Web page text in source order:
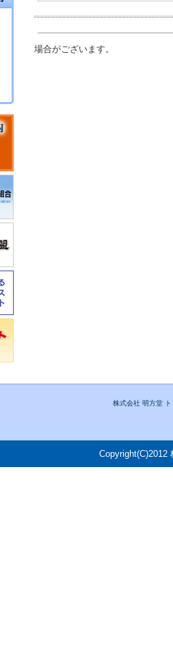
場合がございます。
株式会社 明方堂
Copyright(C)2012